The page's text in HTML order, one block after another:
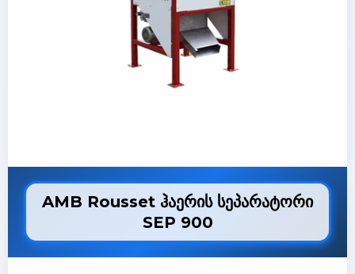
AMB Rousset ჰაერის სეპარატორი
SEP 900